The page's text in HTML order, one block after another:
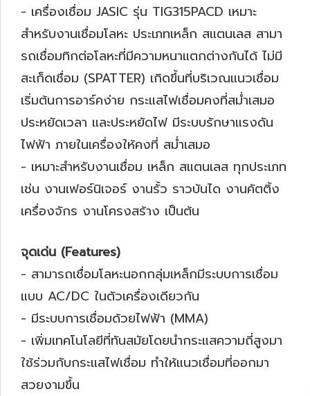
- เครื่องเชื่อม JASIC รุ่น TIG315PACD เหมาะ
สำหรับงานเชื่อมโลหะ ประเภทเหล็ก สแตนเลส สามา
รถเชื่อมทิกต่อโลหะที่มีความหนาแตกต่างกันได้ ไม่มี
สะเก็ดเชื่อม (SPATTER) เกิดขึ้นที่บริเวณแนวเชื่อม
เริ่มต้นการอาร์คง่าย กระแสไฟเชื่อมคงที่สม่ำเสมอ
ประหยัดเวลา และประหยัดไฟ มีระบบรักษาแรงดัน
ไฟฟ้า ภายในเครื่องให้คงที่ สม่ำเสมอ
- เหมาะสำหรับงานเชื่อม เหล็ก สแตนเลส ทุกประเภท
เช่น งานเฟอร์นิเจอร์ งานรั้ว ราวบันได งานคัตติ้ง
เครื่องจักร งานโครงสร้าง เป็นต้น
จุดเด่น (Features)
- สามารถเชื่อมโลหะนอกกลุ่มเหล็กมีระบบการเชื่อม
แบบ AC/DC ในตัวเครื่องเดียวกัน
- มีระบบการเชื่อมด้วยไฟฟ้า (MMA)
- เพิ่มเทคโนโลยีที่ทันสมัยโดยนำกระแสความถี่สูงมา
ใช้ร่วมกับกระแสไฟเชื่อม ทำให้แนวเชื่อมที่ออกมา
สวยงามขึ้น